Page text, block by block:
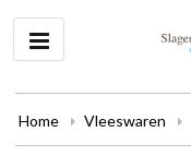
Home Vleeswaren